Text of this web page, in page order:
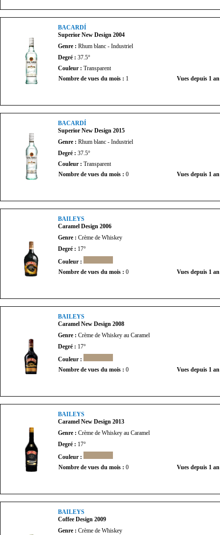
BACARDÍ
Superior New Design 2004
Genre : Rhum blanc - Industriel
Degré : 37.5°
Couleur : Transparent
Nombre de vues du mois : 1 Vues depuis 1
BACARDÍ
Superior New Design 2015
Genre : Rhum blanc - Industriel
Degré : 37.5°
Couleur : Transparent
Nombre de vues du mois : 0 Vues depuis 1
BAILEYS
Caramel Design 2006
Genre : Crème de Whiskey
Degré : 17°
Couleur :
Nombre de vues du mois : 0 Vues depuis 1
BAILEYS
Caramel New Design 2008
Genre : Crème de Whiskey au Caramel
Degré : 17°
Couleur :
Nombre de vues du mois : 0 Vues depuis 1
BAILEYS
Caramel New Design 2013
Genre : Crème de Whiskey au Caramel
Degré : 17°
Couleur :
Nombre de vues du mois : 0 Vues depuis 1
BAILEYS
Coffee Design 2009
Genre : Crème de Whiskey